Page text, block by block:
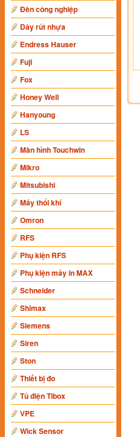
Đèn công nghiệp
Dây rút nhựa
Endress Hauser
Fuji
Fox
Honey Well
Hanyoung
LS
Màn hình Touchwin
Mikro
Mitsubishi
Máy thổi khí
Omron
RFS
Phụ kiện RFS
Phụ kiện máy in MAX
Schneider
Shimax
Siemens
Siren
Ston
Thiết bị đo
Tủ điện Tibox
VPE
Wick Sensor